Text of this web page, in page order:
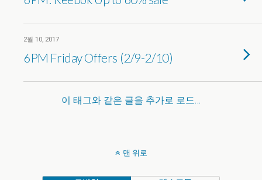
2월 10, 2017
6PM Friday Offers (2/9-2/10)
이 태그와 같은 글을 추가로 로드…
맨 위로